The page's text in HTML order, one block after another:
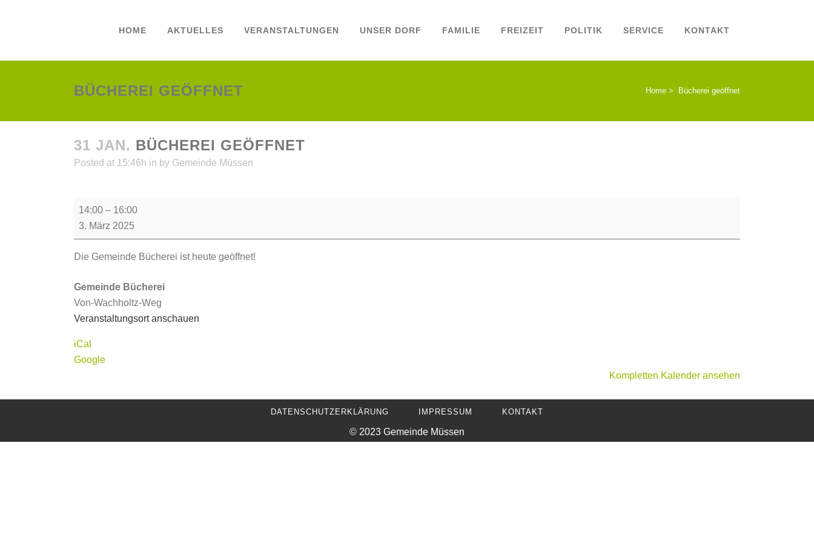
HOME AKTUELLES VERANSTALTUNGEN UNSER DORF FAMILIE FREIZEIT POLITIK SERVICE KONTAKT
BÜCHEREI GEÖFFNET Home > Bücherei geöffnet
31 JAN. BÜCHEREI GEÖFFNET
Posted at 15:46h in by Gemeinde Müssen
geöffnet
14:00 – 16:00
3. März 2025
Die Gemeinde Bücherei ist heute geöffnet!
Gemeinde Bücherei
Von-Wachholtz-Weg
Veranstaltungsort anschauen
iCal
Google
Kompletten Kalender ansehen
DATENSCHUTZERKLÄRUNG IMPRESSUM KONTAKT
© 2023 Gemeinde Müssen